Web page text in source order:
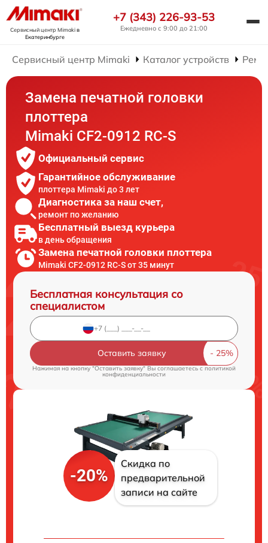
Сервисный центр Mimakiв
Екатеринбурге
+7 (343) 226-93-53
Ежедневно с 9:00 до 21:00
Сервисный центр Mimaki Каталог устройств
Замена печатной головки
плоттера
Mimaki CF2-0912 RC-S
Официальный сервис
Гарантийное обслуживание
плоттера Mimaki до 3 лет
Диагностика за наш счет,
ремонт по желанию
Бесплатный выезд курьера
в день обращения
Замена печатной головки плоттера
Mimaki CF2-0912 RC-S от 35 минут
Бесплатная консультация со
специалистом
Оставить заявку
Нажимая на кнопку "Оставить заявку" Вы соглашаетесь cполитикой
конфиденциальности
-20%
Скидка по
предварительной
записи на сайте